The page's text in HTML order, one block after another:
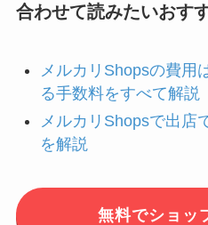
合わせて読みたいおす
メルカリShopsの費用
る手数料をすべて解説
メルカリShopsで出店
を解説
無料でショッ